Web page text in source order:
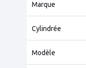
Marque
Cylindrée
Modèle